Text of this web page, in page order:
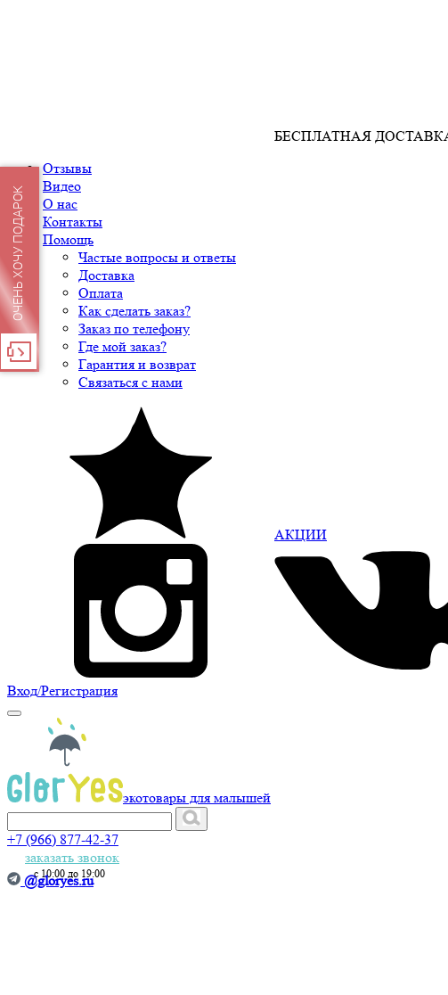
БЕСПЛАТНАЯ
Отзывы
Видео
О нас
Контакты
Помощь
Частые вопросы и ответы
Доставка
Оплата
Как сделать заказ?
Заказ по телефону
Где мой заказ?
Гарантия и возврат
Связаться с нами
АКЦИИ
Вход/Регистрация
экотовары для малышей
+7 (966) 877-42-37
заказать звонок
с 10:00 до 19:00
@gloryes.ru
ОЧЕНЬ ХОЧУ ПОДАРОК